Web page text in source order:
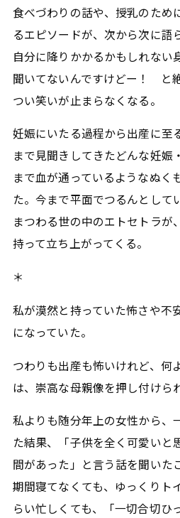
食べづわりの話や、授乳のため
るエピソードが、次から次に語
自分に降りかかるかもしれない
聞いてないんですけどー！ と
つい笑いが止まらなくなる。
妊娠にいたる過程から出産に至
まで見聞きしてきたどんな妊娠
まで血が通っているようなぬく
た。今まで平面でつるんとして
まつわる世の中のエトセトラが
持って立ち上がってくる。
＊
私が漠然と持っていた怖さや不
になっていた。
つわりも出産も怖いけれど、何
は、崇高な母親像を押し付けら
私よりも随分年上の女性から、
た結果、「子供を全く可愛いと
間があった」と言う話を聞いた
期間寝てなくても、ゆっくりト
らい忙しくても、「一切合切ひ